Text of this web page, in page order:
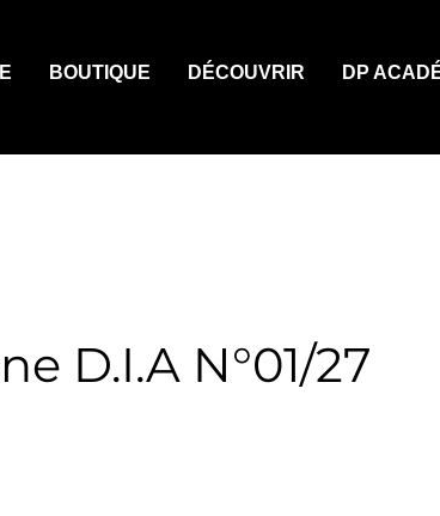
BOUTIQUE DÉCOUVRIR DP
D.I.A N°01/27